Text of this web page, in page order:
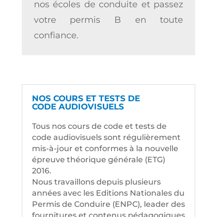
nos écoles de conduite et passez
votre permis B en toute
confiance.
NOS COURS ET TESTS DE
CODE AUDIOVISUELS
Tous nos cours de code et tests de
code audiovisuels sont régulièrement
mis-à-jour et conformes à la nouvelle
épreuve théorique générale (ETG)
2016.
Nous travaillons depuis plusieurs
années avec les Editions Nationales du
Permis de Conduire (ENPC), leader des